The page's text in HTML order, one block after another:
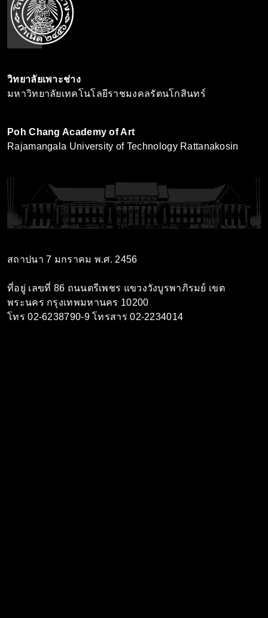
วิทยาลัยเพาะช่าง
มหาวิทยาลัยเทคโนโลยีราชมงคลรัตนโกสินทร์
Poh Chang Academy of Art
Rajamangala University of Technology Rattanakosin
สถาปนา 7 มกราคม พ.ศ. 2456
ที่อยู่ เลขที่ 86 ถนนตรีเพชร แขวงวังบูรพาภิรมย์ เขต
พระนคร กรุงเทพมหานคร 10200
โทร 02-6238790-9 โทรสาร 02-2234014